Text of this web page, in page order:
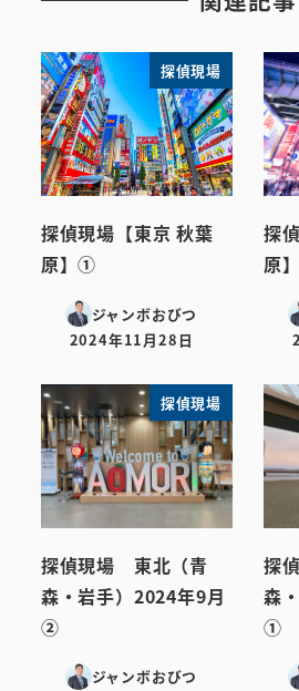
探偵現場
探偵現場【東京 秋葉
原】①
ジャンボおびつ
投稿日
2024年11月28日
探
原
探偵現場
探偵現場 東北（青
森・岩手）2024年9月
②
ジャンボおびつ
探
森
①